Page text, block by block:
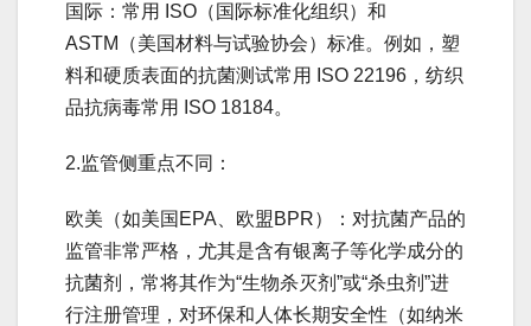
国际：常用 ISO（国际标准化组织）和
ASTM（美国材料与试验协会）标准。例如，塑
料和硬质表面的抗菌测试常用 ISO 22196，纺织
品抗病毒常用 ISO 18184。
2.监管侧重点不同：
欧美（如美国EPA、欧盟BPR）：对抗菌产品的
监管非常严格，尤其是含有银离子等化学成分的
抗菌剂，常将其作为“生物杀灭剂”或“杀虫剂”进
行注册管理，对环保和人体长期安全性（如纳米